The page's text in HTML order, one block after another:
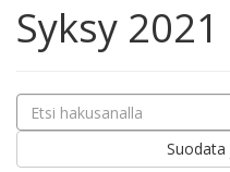
Syksy 2021
Suodata